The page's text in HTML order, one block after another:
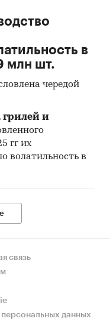
в
млн шт.
чередой
и
гг их
волатильность в
связь
данных